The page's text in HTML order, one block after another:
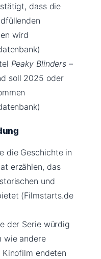
dass die
wird
Peaky Blinders –
soll 2025 oder
die Geschichte in
erzählen, das
und
(Filmstarts.de
der Serie würdig
wie andere
endeten